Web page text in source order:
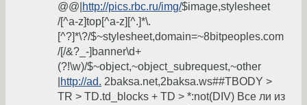
@@| http://pics.rbc.ru/img/$image,stylesheet
/[^a-z]top[^a-z][^.]*\.
[^?]*\?/$~stylesheet,domain=~8bitpeoples.com
/[/&?_-]banner\d+
(?!\w)/$~object,~object_subrequest,~other
http://ad. 2baksa.net,2baksa.ws##TBODY >
TR > TD.td_blocks + TD > *:not(DIV) Все ли из